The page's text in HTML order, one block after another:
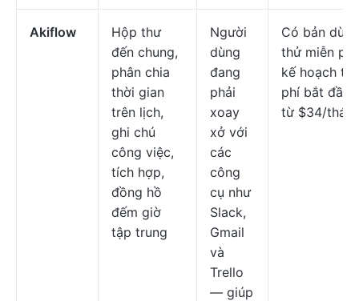
Akiflow
Hộp thư
đến chung,
phân chia
thời gian
trên lịch,
ghi chú
công việc,
tích hợp,
đồng hồ
đếm giờ
tập trung
Người
dùng
đang
phải
xoay
xở với
các
công
cụ như
Slack,
Gmail
và
Trello
— giúp
Có bản dùng
thử miễn phí;
kế hoạch trả
phí bắt đầu
từ $34/